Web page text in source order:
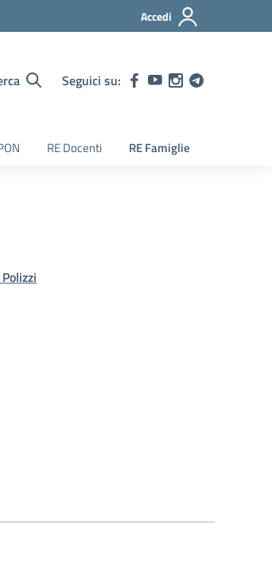
Accedi
Seguici su:
RE Docenti RE Famiglie